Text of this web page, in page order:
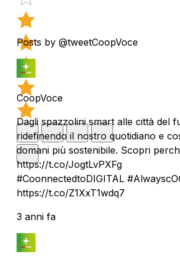
Posts by @tweetCoopVoce
CoopVoce
Dagli spazzolini smart alle città del
ridefinendo il nostro quotidiano e
domani più sostenibile. Scopri
https://t.co/JogtLvPXFg
#CoonnectedtoDIGITAL
https://t.co/Z1XxT1wdq7
3 anni fa